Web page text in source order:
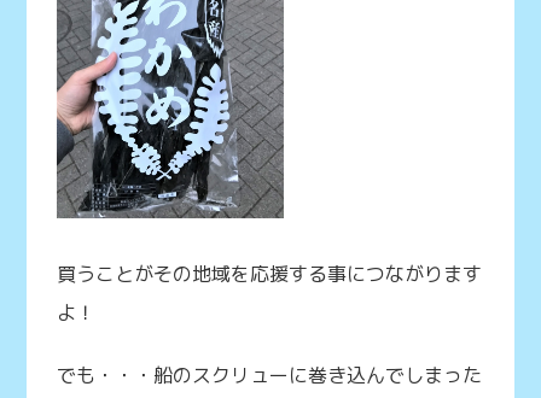
買うことがその地域を応援する事につながります
よ！
でも・・・船のスクリューに巻き込んでしまった